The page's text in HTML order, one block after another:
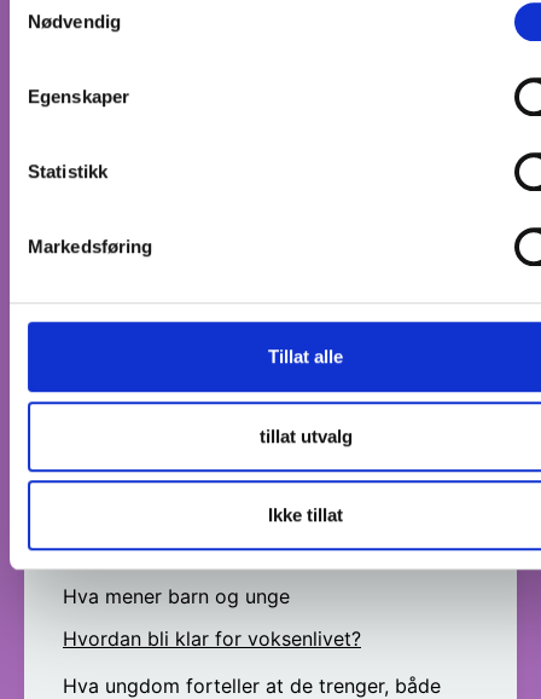
Nødvendig
Egenskaper
Statistikk
Markedsføring
Tillat alle
tillat utvalg
Ikke tillat
Hva mener barn og unge
Om å flytte hjemmefra som ungdom. også
ryggen.
Hva mener barn og unge
Hvordan bli klar for voksenlivet?
Hva ungdom forteller at de trenger, både